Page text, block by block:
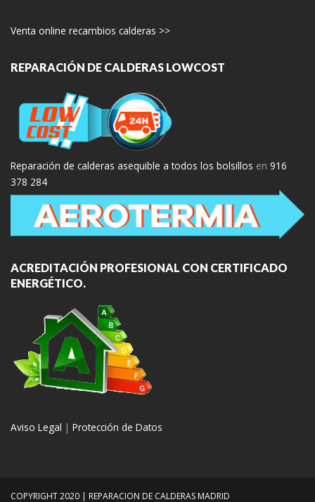
Venta online recambios calderas >>
REPARACIÓN DE CALDERAS LOWCOST
Reparación de calderas asequible a todos los bolsillos en 916
378 284
ACREDITACIÓN PROFESIONAL CON CERTIFICADO
ENERGÉTICO.
Aviso Legal | Protección de Datos
COPYRIGHT 2020 | REPARACION DE CALDERAS MADRID